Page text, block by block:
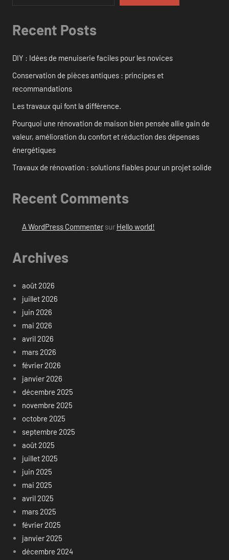
Recent Posts
DIY : Idées de menuiserie faciles pour les novices
Conservation de pièces antiques : principes et
recommandations
Les travaux qui font la différence.
Pourquoi une rénovation de maison bien pensée allie gain de
valeur, amélioration du confort et réduction des dépenses
énergétiques
Travaux de rénovation : solutions fiables pour un projet solide
Recent Comments
A WordPress Commentersur Hello world!
Archives
août 2026
juillet 2026
juin 2026
mai 2026
avril 2026
mars 2026
février 2026
janvier 2026
décembre 2025
novembre 2025
octobre 2025
septembre 2025
août 2025
juillet 2025
juin 2025
mai 2025
avril 2025
mars 2025
février 2025
janvier 2025
décembre 2024